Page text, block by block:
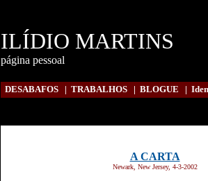
ILÍDIO MARTINS
página pessoal
DESABAFOS | TRABALHOS | BLOGUE |
A CARTA
Newark, New Jersey, 4-3-2002